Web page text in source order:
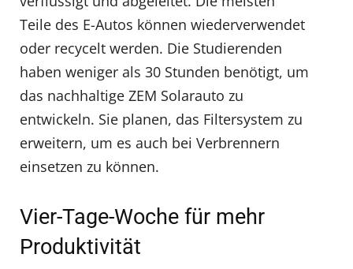
Teile des E-Autos können wiederverwendet
oder recycelt werden. Die Studierenden
haben weniger als 30 Stunden benötigt, um
das nachhaltige ZEM Solarauto zu
entwickeln. Sie planen, das Filtersystem zu
erweitern, um es auch bei Verbrennern
einsetzen zu können.
Vier-Tage-Woche für mehr
Produktivität